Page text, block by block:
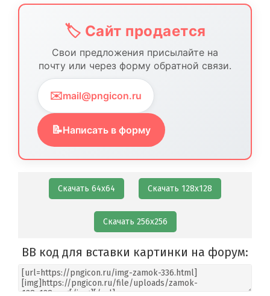
🏷️ Сайт продается
Свои предложения присылайте на
почту или через форму обратной связи.
✉️mail@pngicon.ru
📝Написать в форму
Скачать 64х64 Скачать 128х128
Скачать 256х256
BB код для вставки картинки на форум: